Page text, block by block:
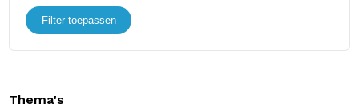
Filter toepassen
Thema's